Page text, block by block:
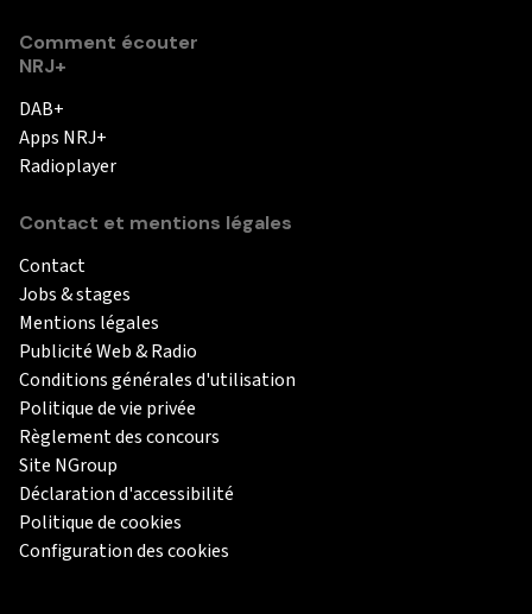
Comment écouter
NRJ+
DAB+
Apps NRJ+
Radioplayer
Contact et mentions légales
Contact
Jobs & stages
Mentions légales
Publicité Web & Radio
Conditions générales d'utilisation
Politique de vie privée
Règlement des concours
Site NGroup
Déclaration d'accessibilité
Politique de cookies
Configuration des cookies